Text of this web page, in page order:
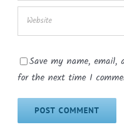
Save my name, email,
for the next time I